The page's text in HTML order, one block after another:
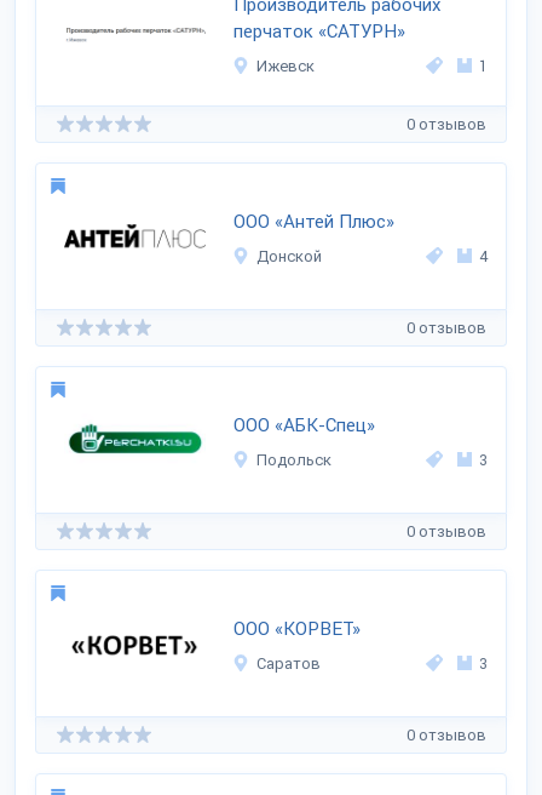
Производитель рабочих
перчаток «САТУРН»
Ижевск 1
0 отзывов
ООО «Антей Плюс»
Донской 4
0 отзывов
ООО «АБК-Спец»
Подольск 3
0 отзывов
ООО «КОРВЕТ»
Саратов 3
0 отзывов